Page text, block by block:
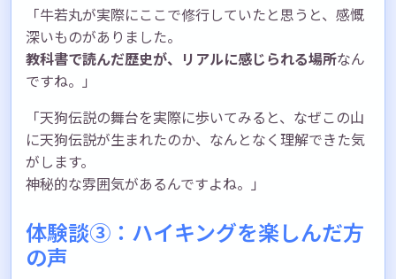
「牛若丸が実際にここで修行していたと思うと、感慨
深いものがありました。
教科書で読んだ歴史が、リアルに感じられる場所なん
ですね。」
「天狗伝説の舞台を実際に歩いてみると、なぜこの山
に天狗伝説が生まれたのか、なんとなく理解できた気
がします。
神秘的な雰囲気があるんですよね。」
体験談③：ハイキングを楽しんだ方
の声